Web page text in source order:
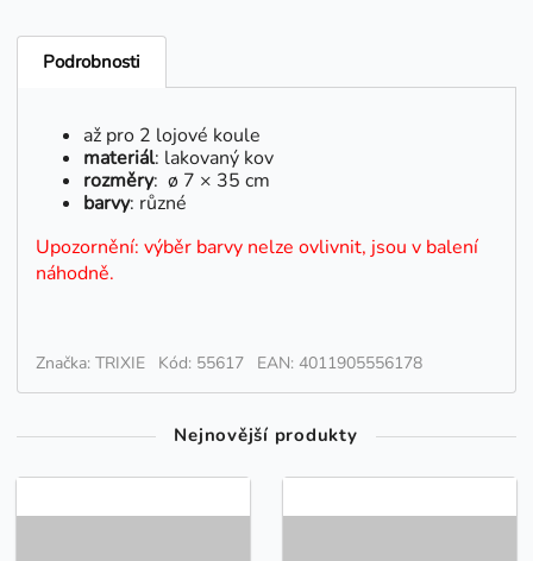
Podrobnosti
až pro 2 lojové koule
materiál: lakovaný kov
rozměry: ø 7 × 35 cm
barvy: různé
Upozornění: výběr barvy nelze ovlivnit, jsou v balení
náhodně.
Značka: TRIXIE Kód: 55617 EAN: 4011905556178
Nejnovější produkty